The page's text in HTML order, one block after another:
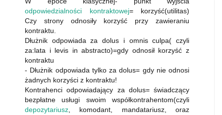
odpowiedzialności kontraktowej= korzyść(utilitas)
Czy strony odnosiły korzyść przy zawieraniu
kontraktu.
Dłużnik odpowiada za dolus i omnis culpa( czyli
za:lata i levis in abstracto)=gdy odnosił korzyść z
kontraktu
- Dłużnik odpowiada tylko za dolus= gdy nie odnosi
żadnych korzyści z kontraktu!
Kontrahenci odpowiadający za dolus= świadczący
bezpłatne usługi swoim współkontrahentom(czyli
depozytariusz , komodant, mandatariusz, oraz